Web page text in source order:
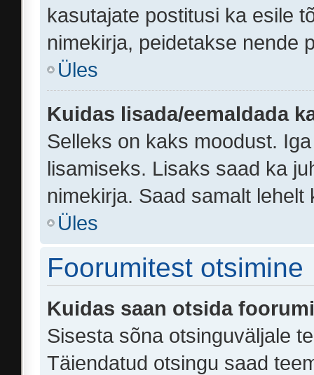
kasutajate postitusi ka esile
nimekirja, peidetakse nende
Üles
Kuidas lisada/eemaldada
Selleks on kaks moodust.
lisamiseks. Lisaks saad ka
nimekirja. Saad samalt lehelt
Üles
Foorumitest otsimine
Kuidas saan otsida
Sisesta sõna otsinguväljale
Täiendatud otsingu saad